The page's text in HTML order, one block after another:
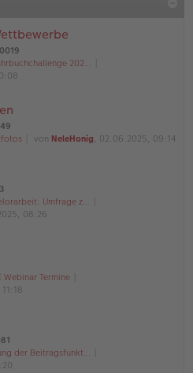
202…
von NeleHonig, 02.06.2025, 09:14
Umfrage z…
08:26
Webinar Termine
der Beitragsfunkt…